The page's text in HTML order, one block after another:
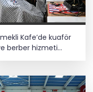
Kafe’de kuaför
berber hizmeti
başladı